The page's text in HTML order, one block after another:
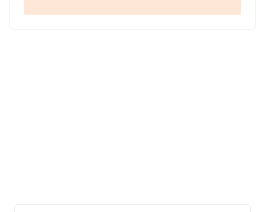
cuenta la información sobre Madrid, en la base de datos